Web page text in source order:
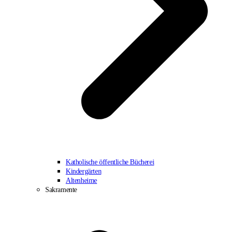
Katholische öffentliche Bücherei
Kindergärten
Altenheime
Sakramente